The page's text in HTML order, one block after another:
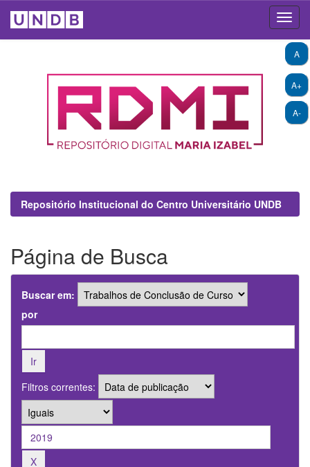
A+
A-
A
Repositório Institucional do Centro Universitário UNDB
Página de Busca
Buscar em:
por
Filtros correntes: